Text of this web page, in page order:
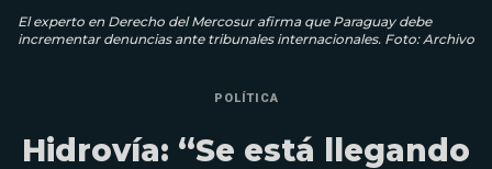
El experto en Derecho del Mercosur afirma que Paraguay debe
incrementar denuncias ante tribunales internacionales. Foto: Archivo
POLÍTICA
Hidrovía: “Se está llegando